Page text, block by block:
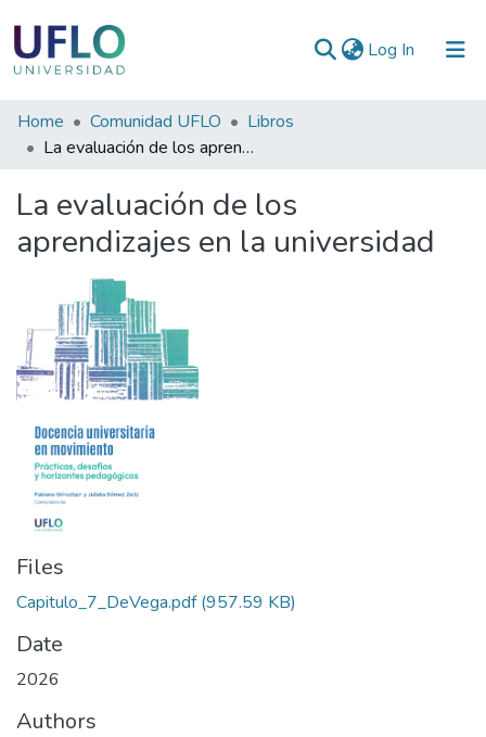
Log In (current)
Communities
&
All of RIUFLO
Home Comunidad UFLO
Libros
La evaluación de los aprendizajes en la universidad
La evaluación de los
aprendizajes en la universidad
Files
Capitulo_7_DeVega.pdf(957.59 KB)
Date
2026
Authors